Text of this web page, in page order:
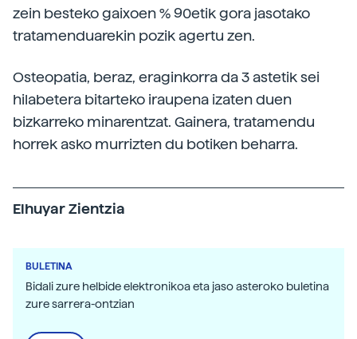
zein besteko gaixoen % 90etik gora jasotako
tratamenduarekin pozik agertu zen.
Osteopatia, beraz, eraginkorra da 3 astetik sei
hilabetera bitarteko iraupena izaten duen
bizkarreko minarentzat. Gainera, tratamendu
horrek asko murrizten du botiken beharra.
Elhuyar Zientzia
BULETINA
Bidali zure helbide elektronikoa eta jaso asteroko buletina
zure sarrera-ontzian